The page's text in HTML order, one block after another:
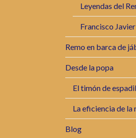
Leyendas del
Francisco
Remo en barca de
Desde la popa
El timón de
La eficiencia de la
Blog